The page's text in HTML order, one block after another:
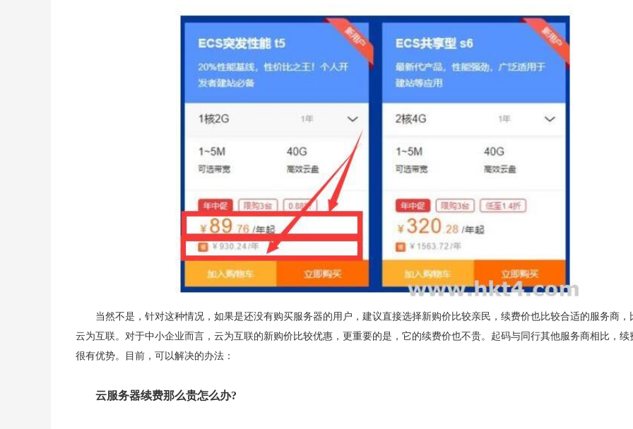
当然不是，针对这种情况，如果是还没有购买服务器的用户，建议直接选择新购价比较亲民，续费价也比较合适的服务商，
云为互联。对于中小企业而言，云为互联的新购价比较优惠，更重要的是，它的续费价也不贵。起码与同行其他服务商相比，续
很有优势。目前，可以解决的办法：
云服务器续费那么贵怎么办?